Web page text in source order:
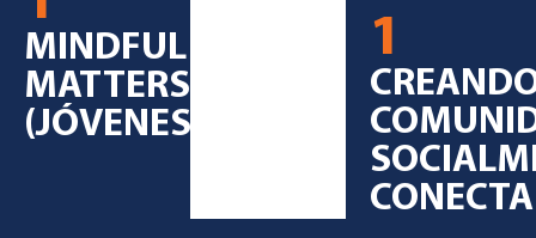
MINDFUL
MATTERS
(JÓVENES)
1